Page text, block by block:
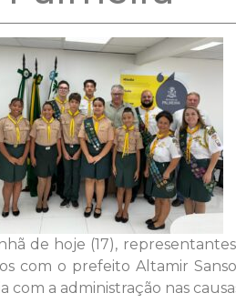
de hoje (17),
com o prefeito Altamir
com a administração nas